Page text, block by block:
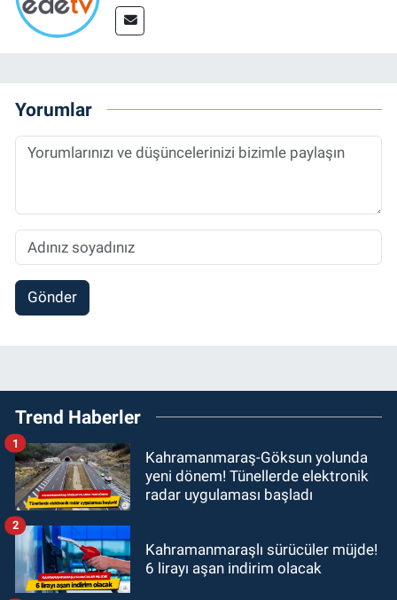
Yorumlar
Gönder
Trend Haberler
Kahramanmaraş-Göksun yolunda
yeni dönem! Tünellerde elektronik
radar uygulaması başladı
1
Kahramanmaraşlı sürücüler müjde!
6 lirayı aşan indirim olacak
2